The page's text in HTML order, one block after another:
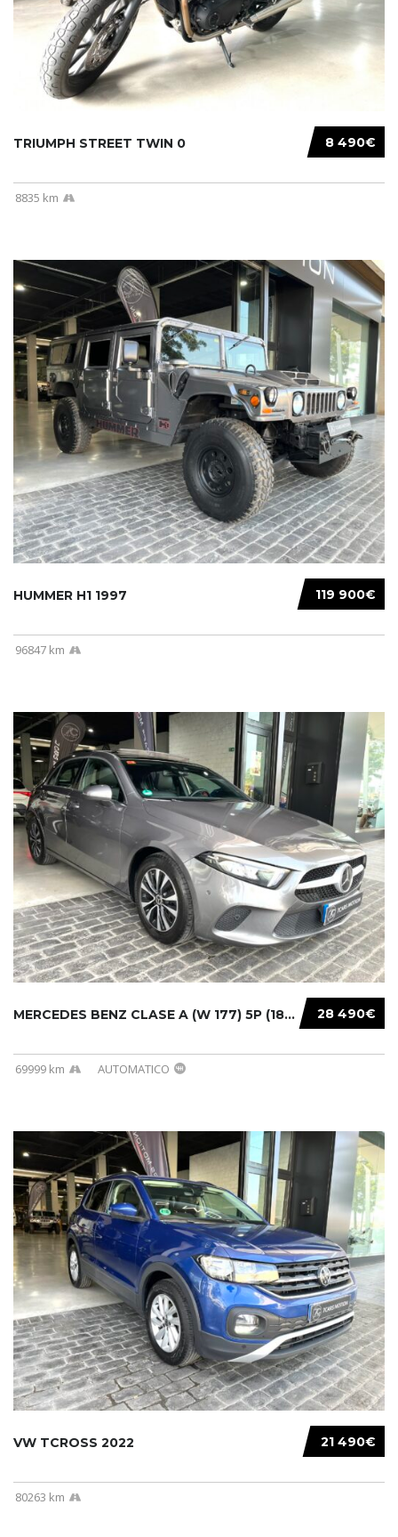
8 490€
TRIUMPH STREET TWIN 0
8835 km
119 900€
HUMMER H1 1997
96847 km
28 490€
MERCEDES BENZ CLASE A (W 177) 5P (18-) 2020....
69999 km AUTOMATICO
21 490€
VW TCROSS 2022
80263 km